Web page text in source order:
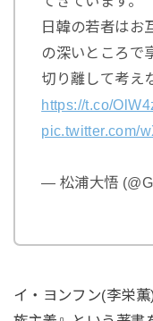
日韓の若者はお
の深いところで
切り離して考え
https://t.co/
pic.twitter.com/
— 松浦大悟
イ・ヨンフン(李栄